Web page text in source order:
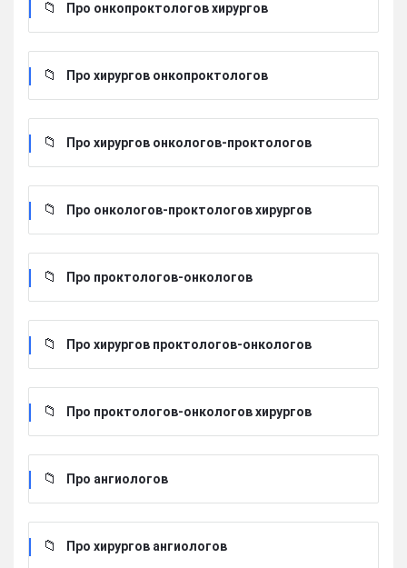
Про онкопроктологов хирургов
Про хирургов онкопроктологов
Про хирургов онкологов-проктологов
Про онкологов-проктологов хирургов
Про проктологов-онкологов
Про хирургов проктологов-онкологов
Про проктологов-онкологов хирургов
Про ангиологов
Про хирургов ангиологов